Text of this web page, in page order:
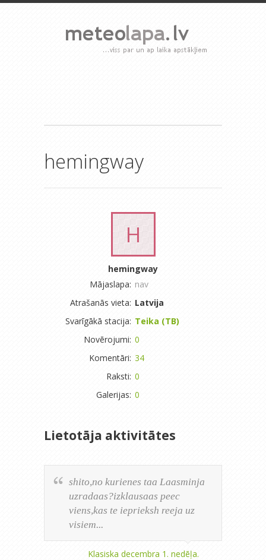
hemingway
H
hemingway
Mājaslapa: nav
Atrašanās vieta: Latvija
Svarīgākā stacija: Teika (TB)
Novērojumi: 0
Komentāri: 34
Raksti: 0
Galerijas: 0
Lietotāja aktivitātes
shito,no kurienes taa Laasminja
uzradaas?izklausaas peec
viens,kas te ieprieksh reeja uz
visiem...
Klasiska decembra 1. nedēļa.